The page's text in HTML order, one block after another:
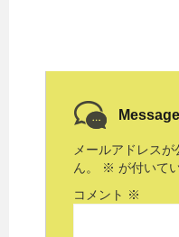
Message
メールアドレス
ん。
※ が付いて
コメント ※